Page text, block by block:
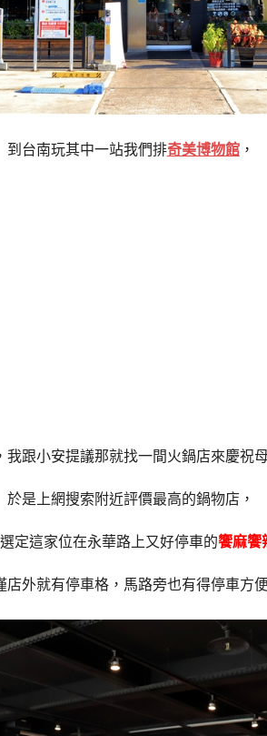
到台南玩其中一站我們排奇美博物館，
我跟小安提議那就找一間火鍋店來慶祝
於是上網搜索附近評價最高的鍋物店，
定這家位在永華路上又好停車的饗麻饗
店外就有停車格，馬路旁也有得停車方